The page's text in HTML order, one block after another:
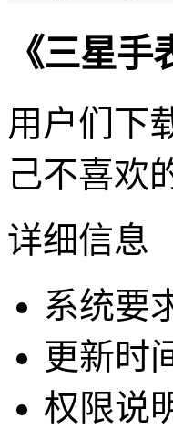
《三星
用户们下
己不喜欢
详细信息
系统要
更新时
权限说